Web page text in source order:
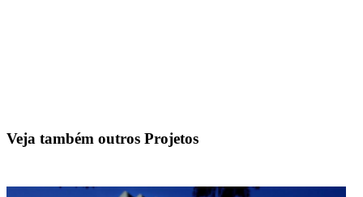
Veja também outros Projetos